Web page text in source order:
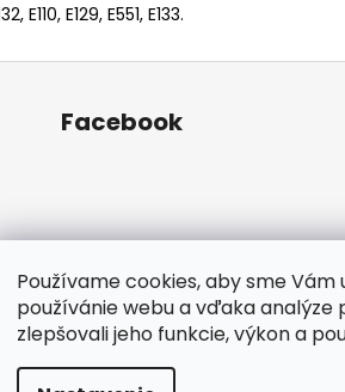
Používame cookies, aby sme Vám
používánie webu a vďaka analýze
zlepšovali jeho funkcie, výkon a
E129, E551, E133.
Facebook
práva vyhradené.